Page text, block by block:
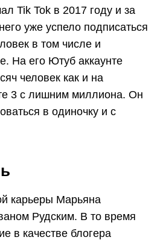
Tik Tok в 2017 году и за
уже успело подписаться
в том числе и
На его Ютуб аккаунте
человек как и на
3 с лишним миллиона. Он
в одиночку и с
карьеры Марьяна
Рудским. В то время
в качестве блогера